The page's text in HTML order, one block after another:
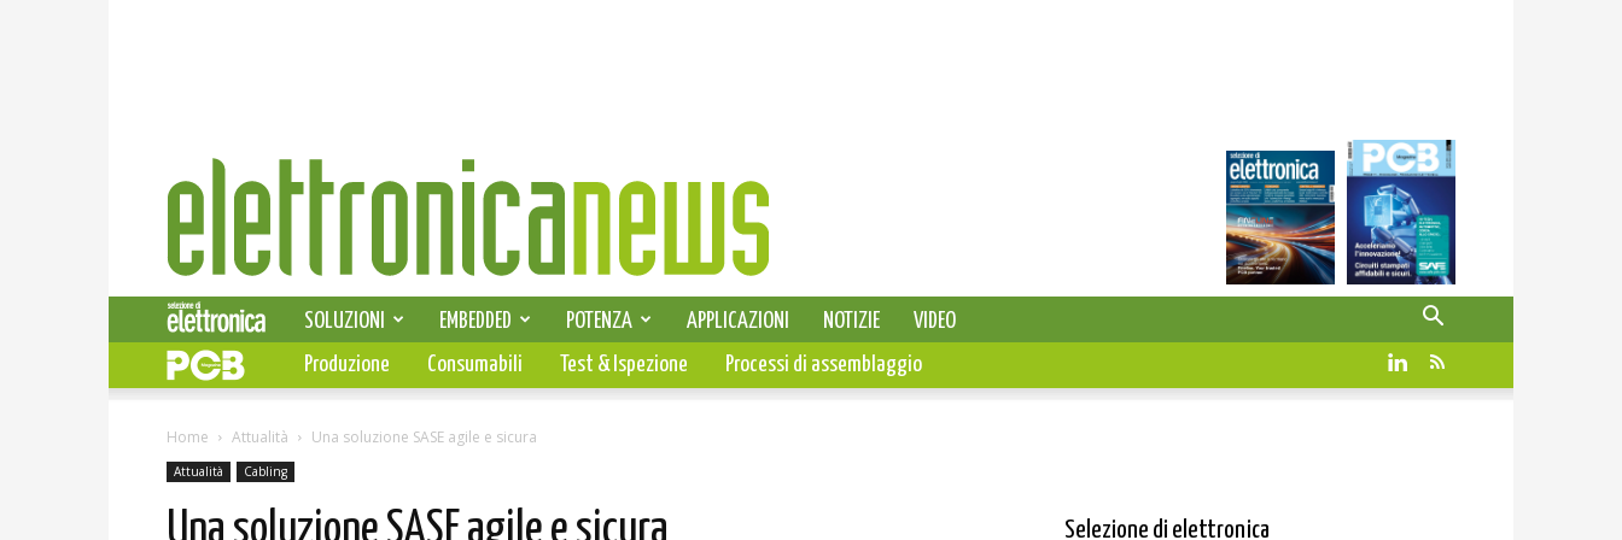
Elettronica
News
SELEZIONE DI ELETTRONICA
SOLUZIONI EMBEDDED POTENZA APPLICAZIONI NOTIZIE
VIDEO
PCB
Produzione Consumabili Test & Ispezione Processi di assemblaggio
Home Attualità Una soluzione SASE agile e sicura
Attualità Cabling
Una soluzione SASE agile e sicura Selezione di elettronica